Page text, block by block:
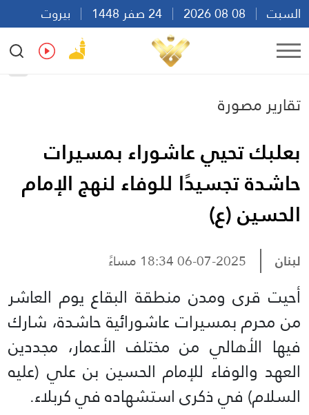
السبت
بيروت
23:42
Ar
تقارير مصورة
بعلبك تحيي عاشوراء بمسيرات
حاشدة تجسيدًا للوفاء لنهج الإمام
الحسين (ع)
لبنان 06-07-2025 18:34 مساءً
أحيت قرى ومدن منطقة البقاع يوم العاشر
من محرم بمسيرات عاشورائية حاشدة، شارك
فيها الأهالي من مختلف الأعمار، مجددين
العهد والوفاء للإمام الحسين بن علي (عليه
السلام) في ذكرى استشهاده في كربلاء.